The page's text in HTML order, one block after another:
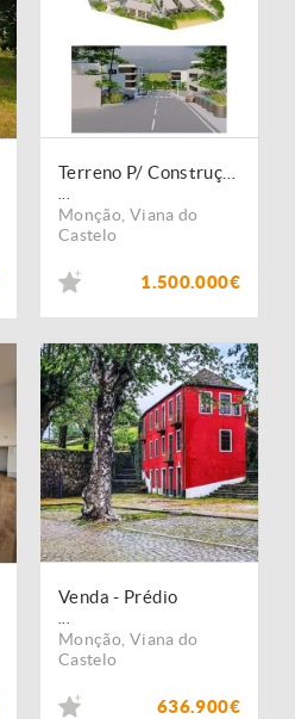
Monção Viana do
Castelo
1.500.000€
Venda - Prédio
Monção Viana do
Castelo
636.900€